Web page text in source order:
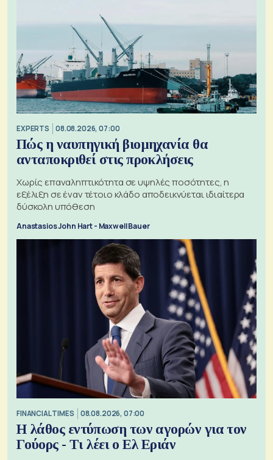
EXPERTS 08.08.2026, 07:00
Πώς η ναυπηγική βιομηχανία θα
ανταποκριθεί στις προκλήσεις
Χωρίς επαναληπτικότητα σε υψηλές ποσότητες, η
εξέλιξη σε έναν τέτοιο κλάδο αποδεικνύεται ιδιαίτερα
δύσκολη υπόθεση
Anastasios John Hart - Maxwell Bauer
FINANCIAL TIMES 08.08.2026, 07:00
Η λάθος εντύπωση των αγορών για τον
Γούορς - Τι λέει ο Ελ Εριάν